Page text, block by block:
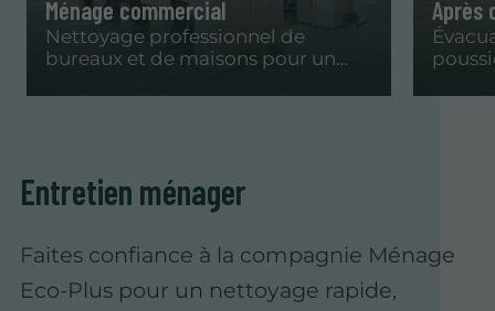
Ménage commercial
Nettoyage professionnel de
bureaux et de maisons pour un
Après
Entretien ménager
Faites confiance à la compagnie Ménage
Eco-Plus pour un nettoyage rapide,